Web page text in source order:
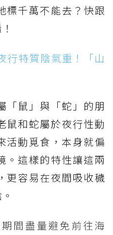
標千萬不能去？快跟
行特質陰氣重！「山
「鼠」與「蛇」的朋
鼠和蛇屬於夜行性動
活動覓食，本身就偏
。這樣的特性讓這兩
更容易在夜間吸收穢
間盡量避免前往海